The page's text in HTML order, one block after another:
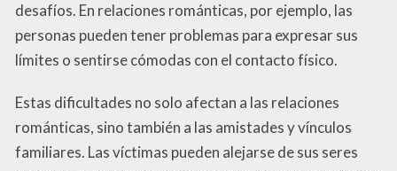
desafíos. En relaciones románticas, por ejemplo, las
personas pueden tener problemas para expresar sus
límites o sentirse cómodas con el contacto físico.
Estas dificultades no solo afectan a las relaciones
románticas, sino también a las amistades y vínculos
familiares. Las víctimas pueden alejarse de sus seres